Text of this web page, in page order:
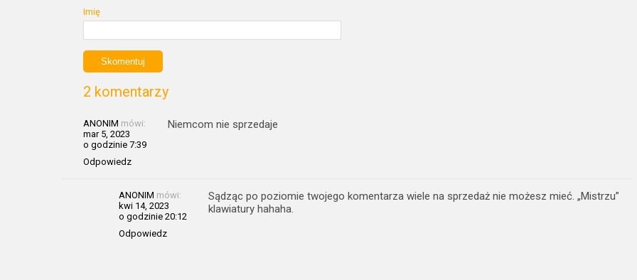
Imię
2 komentarzy
ANONIM mówi:
mar 5, 2023
o godzinie 7:39
Odpowiedz
Niemcom nie sprzedaje
ANONIM mówi:
kwi 14, 2023
o godzinie 20:12
Odpowiedz
Sądząc po poziomie twojego komentarza wiele na sprzedaż nie możesz mieć. „Mistrzu”
klawiatury hahaha.